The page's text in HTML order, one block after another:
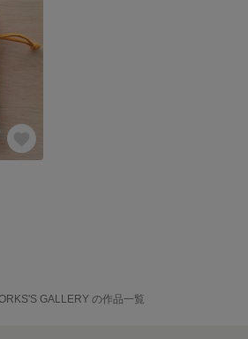
GALLERY の作品一覧